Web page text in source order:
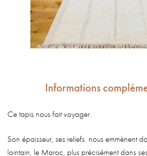
Informations
Ce tapis nous fait voyager.
Son épaisseur, ses reliefs nous emmènent
lointain, le Maroc, plus précisément dans